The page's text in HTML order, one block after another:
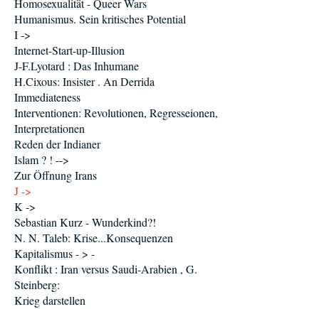
Homosexualität - Queer Wars
Humanismus. Sein kritisches Potential
I ->
Internet-Start-up-Illusion
J-F.Lyotard : Das Inhumane
H.Cixous: Insister . An Derrida
Immediateness
Interventionen: Revolutionen, Regresseionen,
Interpretationen
Reden der Indianer
Islam ? ! -->
Zur Öffnung Irans
J ->
K ->
Sebastian Kurz - Wunderkind?!
N. N. Taleb: Krise...Konsequenzen
Kapitalismus - > -
Konflikt : Iran versus Saudi-Arabien , G.
Steinberg:
Krieg darstellen